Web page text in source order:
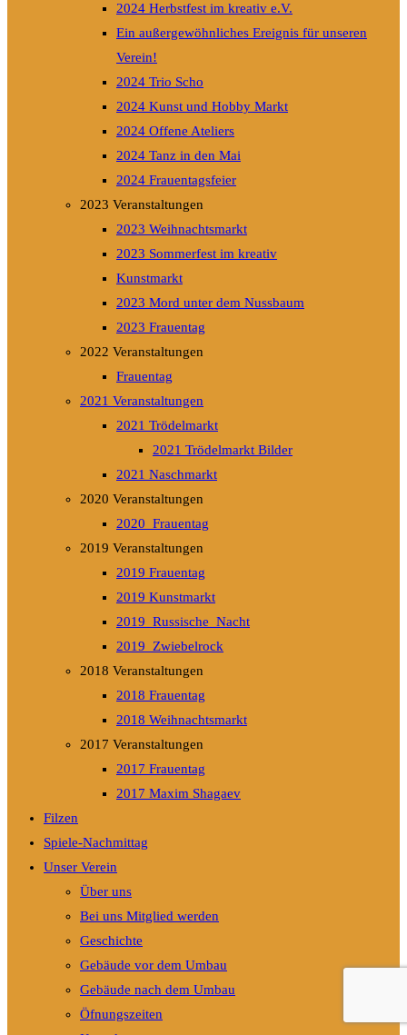
2024 Herbstfest im kreativ e.V.
Ein außergewöhnliches Ereignis für unseren
Verein!
2024 Trio Scho
2024 Kunst und Hobby Markt
2024 Offene Ateliers
2024 Tanz in den Mai
2024 Frauentagsfeier
2023 Veranstaltungen
2023 Weihnachtsmarkt
2023 Sommerfest im kreativ
Kunstmarkt
2023 Mord unter dem Nussbaum
2023 Frauentag
2022 Veranstaltungen
Frauentag
2021 Veranstaltungen
2021 Trödelmarkt
2021 Trödelmarkt Bilder
2021 Naschmarkt
2020 Veranstaltungen
2020_Frauentag
2019 Veranstaltungen
2019 Frauentag
2019 Kunstmarkt
2019_Russische_Nacht
2019_Zwiebelrock
2018 Veranstaltungen
2018 Frauentag
2018 Weihnachtsmarkt
2017 Veranstaltungen
2017 Frauentag
2017 Maxim Shagaev
Filzen
Spiele-Nachmittag
Unser Verein
Über uns
Bei uns Mitglied werden
Geschichte
Gebäude vor dem Umbau
Gebäude nach dem Umbau
Öfnungszeiten